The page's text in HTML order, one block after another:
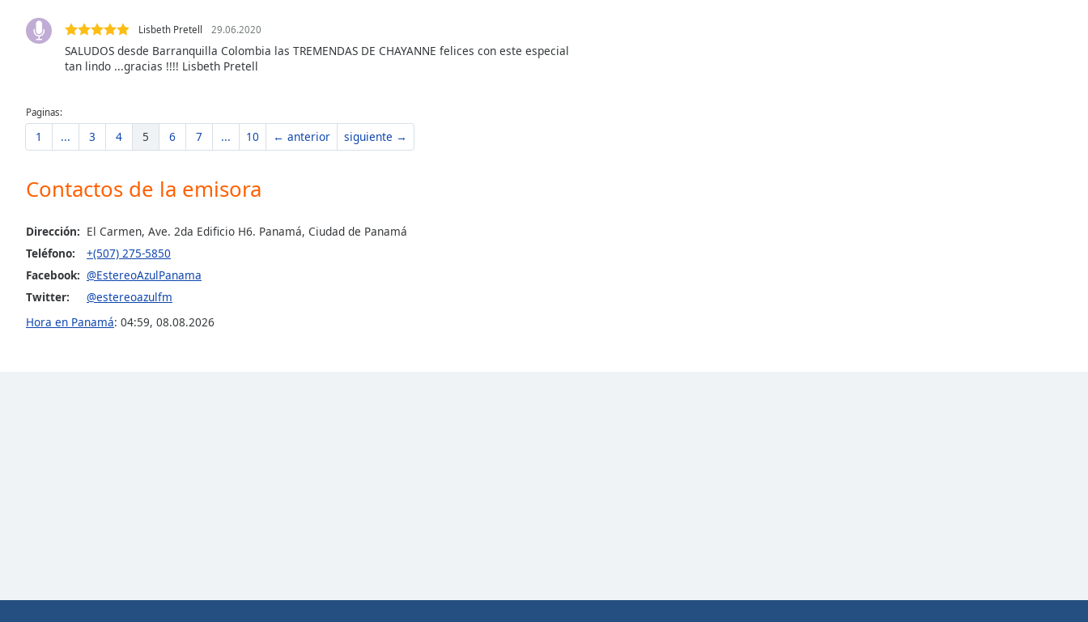
Opacity
Color
Area
Background
Color
Lisbeth Pretell 29.06.2020
SALUDOS desde Barranquilla Colombia las TREMENDAS DE CHAYANNE felices con este especial
tan lindo ...gracias !!!! Lisbeth Pretell
Paginas:
1 ... 3 4 5 6 7 ... 10 ← anterior siguiente →
Contactos de la emisora
Dirección: El Carmen, Ave. 2da Edificio H6. Panamá, Ciudad de Panamá
Teléfono:
+(507) 275-5850
Facebook: @EstereoAzulPanama
Twitter:
@estereoazulfm
Hora en Panamá: 04:59, 08.08.2026